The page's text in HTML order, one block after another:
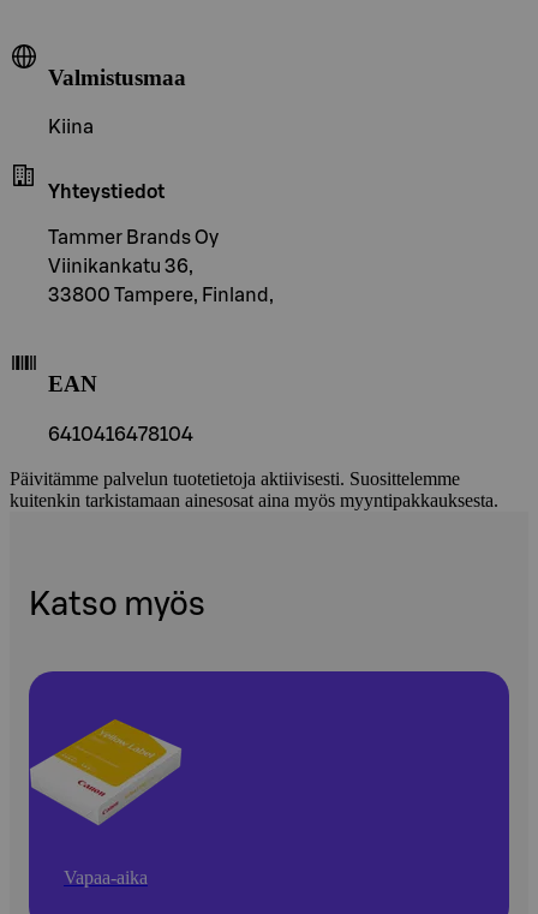
Valmistusmaa
Kiina
Yhteystiedot
Tammer Brands Oy
Viinikankatu 36,
33800 Tampere, Finland,
EAN
6410416478104
Päivitämme palvelun tuotetietoja aktiivisesti. Suosittelemme
kuitenkin tarkistamaan ainesosat aina myös myyntipakkauksesta.
Katso myös
Vapaa-aika